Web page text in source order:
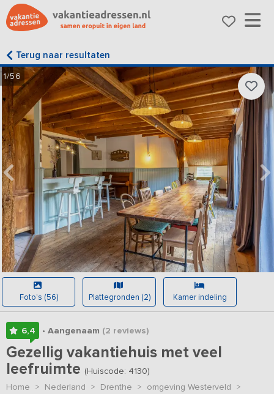
Terug naar resultaten
1/56
Foto's (56) Plattegronden (2) Kamer indeling
6,4 • Aangenaam (2 reviews)
Gezellig vakantiehuis met veel
leefruimte (Huiscode: 4130)
Home > Nederland > Drenthe > omgeving Westerveld >